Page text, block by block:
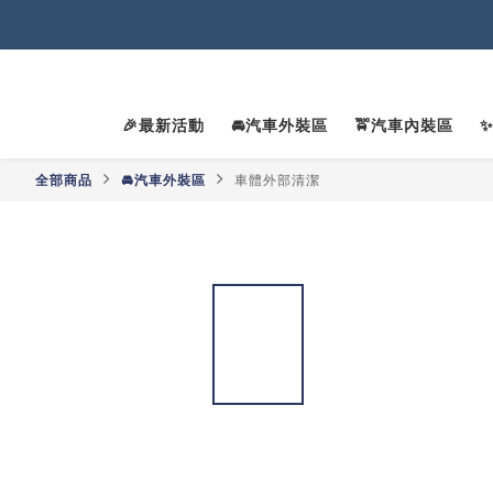
🎉最新活動 🚘汽車外裝區 🚖汽車內裝區
全部商品 🚘汽車外裝區 車體外部清潔